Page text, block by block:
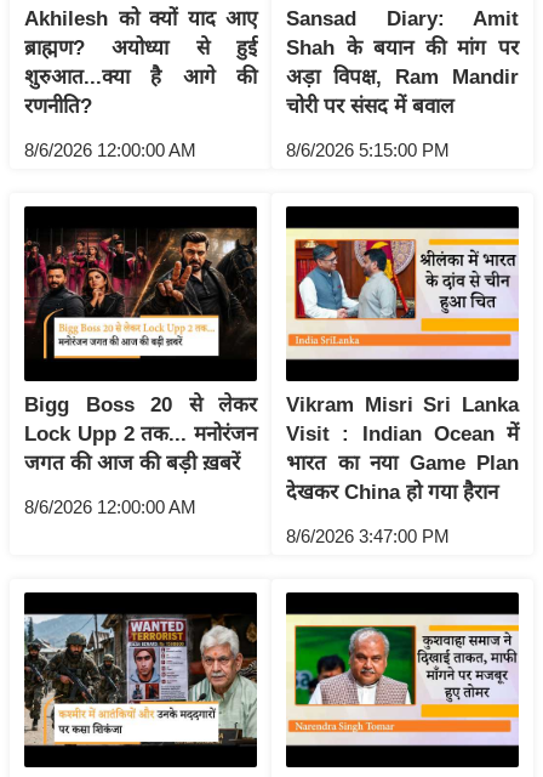
सा
म
यि
क
मा
भू
मि
स्तं
भ
म
.
आ
र
.
.
चा
य
प
र
स
Akhilesh को क्यों याद आए
ब्राह्मण? अयोध्या से हुई
शुरुआत...क्या है आगे की
रणनीति?
8/6/2026 12:00:00 AM
Sansad Diary: Amit
Shah के बयान की मांग पर
अड़ा विपक्ष, Ram Mandir
चोरी पर संसद में बवाल
8/6/2026 5:15:00 PM
Bigg Boss 20 से लेकर
Lock Upp 2 तक... मनोरंजन
जगत की आज की बड़ी ख़बरें
8/6/2026 12:00:00 AM
Vikram Misri Sri Lanka
Visit : Indian Ocean में
भारत का नया Game Plan
देखकर China हो गया हैरान
8/6/2026 3:47:00 PM